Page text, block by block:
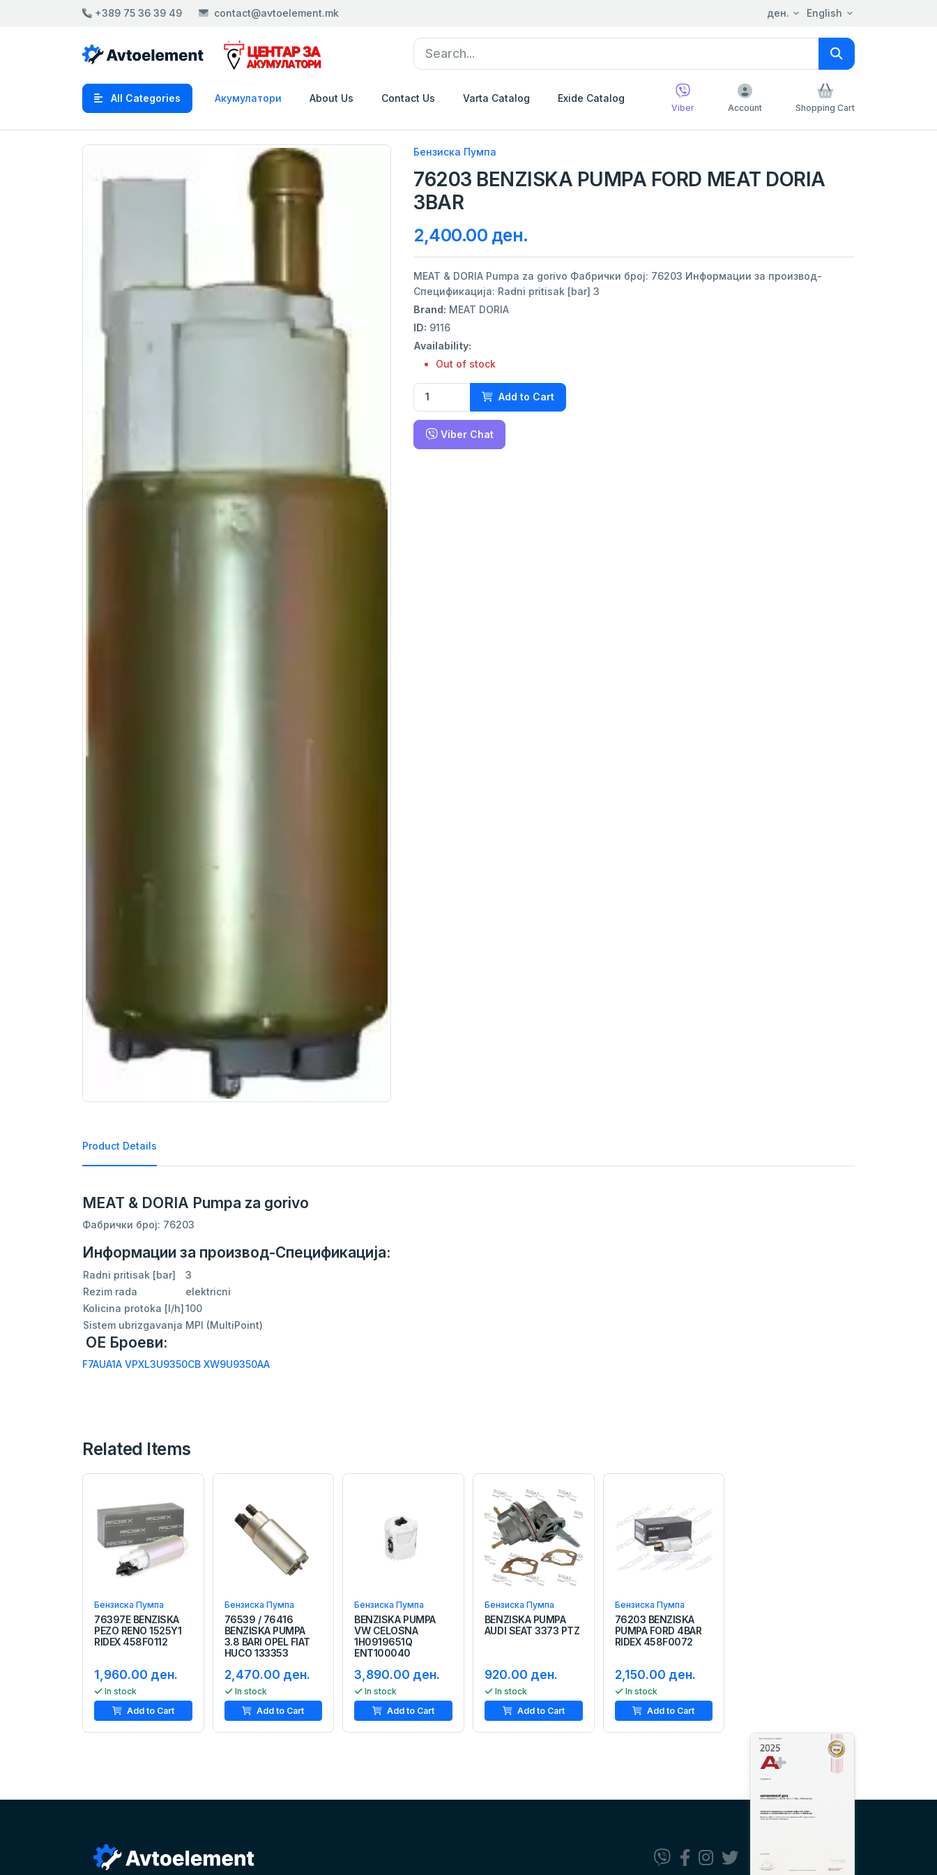
+389 75 36 39 49 contact@avtoelement.mk ден. English
All Categories Акумулатори About Us Contact Us Varta Catalog Exide Catalog
Viber Account Shopping Cart
Бензиска Пумпа
76203 BENZISKA PUMPA FORD MEAT DORIA
3BAR
2,400.00 ден.
MEAT & DORIA Pumpa za gorivo Фабрички број: 76203 Информации за производ-
Спецификација: Radni pritisak [bar] 3
Brand: MEAT DORIA
ID: 9116
Availability:
Out of stock
Add to Cart
Viber Chat
Product Details
MEAT & DORIA Pumpa za gorivo
Фабрички број: 76203
Информации за производ-Спецификација:
Radni pritisak [bar]
3
Rezim rada
elektricni
Kolicina protoka [l/h]100
Sistem ubrizgavanja MPI (MultiPoint)
ОЕ Броеви:
F7AUA1A VPXL3U9350CB XW9U9350AA
Related Items
Бензиска Пумпа
76397E BENZISKA
PEZO RENO 1525Y1
RIDEX 458F0112
1,960.00 ден.
In stock
Add to Cart
Бензиска Пумпа
76539 / 76416
BENZISKA PUMPA
3.8 BARI OPEL FIAT
HUCO 133353
2,470.00 ден.
In stock
Add to Cart
Бензиска Пумпа
BENZISKA PUMPA
VW CELOSNA
1H0919651Q
ENT100040
3,890.00 ден.
In stock
Add to Cart
Бензиска Пумпа
BENZISKA PUMPA
AUDI SEAT 3373 PTZ
920.00 ден.
In stock
Add to Cart
Бензиска Пумпа
76203 BENZISKA
PUMPA FORD 4BAR
RIDEX 458F0072
2,150.00 ден.
In stock
Add to Cart